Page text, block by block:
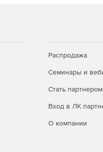
Распродажа
Семинары и
Стать партнером
Вход в ЛК
О компании